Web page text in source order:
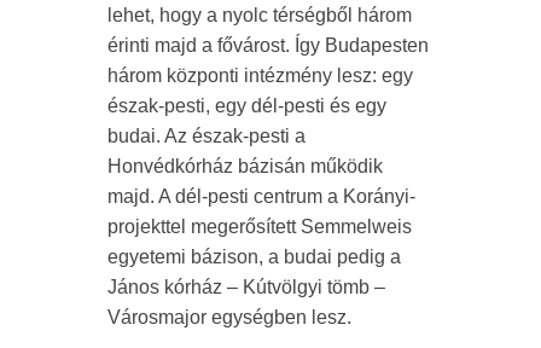
lehet, hogy a nyolc térségből három
érinti majd a fővárost. Így Budapesten
három központi intézmény lesz: egy
észak-pesti, egy dél-pesti és egy
budai. Az észak-pesti a
Honvédkórház bázisán működik
majd. A dél-pesti centrum a Korányi-
projekttel megerősített Semmelweis
egyetemi bázison, a budai pedig a
János kórház – Kútvölgyi tömb –
Városmajor egységben lesz.